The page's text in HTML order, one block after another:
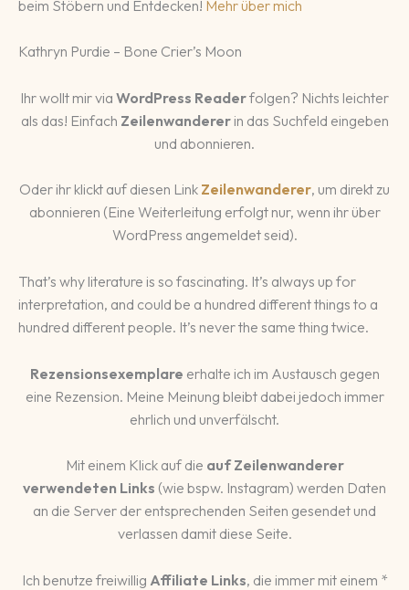
beim Stöbern und Entdecken! Mehr über mich
Kathryn Purdie – Bone Crier’s Moon
Ihr wollt mir via WordPress Readerfolgen? Nichts leichter
als das! Einfach Zeilenwandererin das Suchfeld eingeben
und abonnieren.
Oder ihr klickt auf diesen Link Zeilenwanderer, um direkt zu
abonnieren (Eine Weiterleitung erfolgt nur, wenn ihr über
WordPress angemeldet seid).
That’s why literature is so fascinating. It’s always up for
interpretation, and could be a hundred different things to a
hundred different people. It’s never the same thing twice.
Rezensionsexemplare erhalte ich im Austausch gegen
eine Rezension. Meine Meinung bleibt dabei jedoch immer
ehrlich und unverfälscht.
Mit einem Klick auf die auf Zeilenwanderer
verwendeten Links (wie bspw. Instagram) werden Daten
an die Server der entsprechenden Seiten gesendet und
verlassen damit diese Seite.
Ich benutze freiwillig Affiliate Links, die immer mit einem *